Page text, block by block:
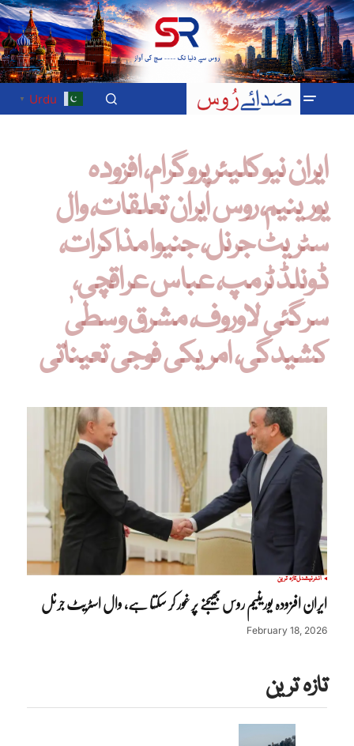
Urdu
▼
ایران نیوکلیئر پروگرام، افزودہ
یورینیم، روس ایران تعلقات، وال
سٹریٹ جرنل، جنیوا مذاکرات،
ڈونلڈ ٹرمپ، عباس عراقچی،
سرگئی لاوروف، مشرق وسطیٰ
کشیدگی، امریکی فوجی تعیناتی
انٹرنیشنلتازہ ترین
ایران افزودہ یورینیم روس بھیجنے پر غور کر سکتا ہے، وال اسٹریٹ جرنل
February 18, 2026
تازہ ترین